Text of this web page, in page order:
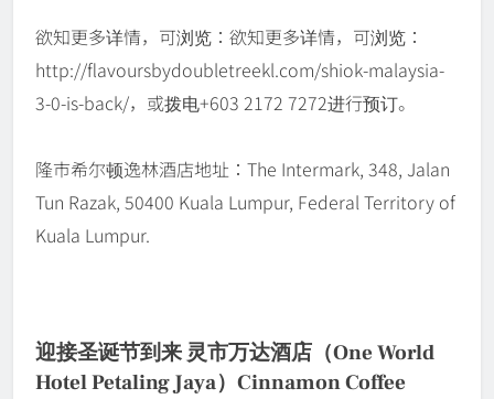
欲知更多详情，可浏览：欲知更多详情，可浏览：
http://flavoursbydoubletreekl.com/shiok-malaysia-
3-0-is-back/，或拨电+603 2172 7272进行预订。
隆市希尔顿逸林酒店地址：The Intermark, 348, Jalan
Tun Razak, 50400 Kuala Lumpur, Federal Territory of
Kuala Lumpur.
迎接圣诞节到来 灵市万达酒店（One World
Hotel Petaling Jaya）Cinnamon Coffee